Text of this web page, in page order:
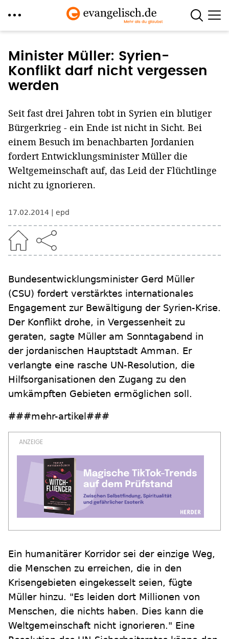
zum
Inhalt
Minister Müller: Syrien-
Konflikt darf nicht vergessen
werden
Seit fast drei Jahren tobt in Syrien ein blutiger
Bürgerkrieg - ein Ende ist nicht in Sicht. Bei
einem Besuch im benachbarten Jordanien
fordert Entwicklungsminister Müller die
Weltgemeinschaft auf, das Leid der Flüchtlinge
nicht zu ignorieren.
17.02.2014 epd
Bundesentwicklungsminister Gerd Müller
(CSU) fordert verstärktes internationales
Engagement zur Bewältigung der Syrien-Krise.
Der Konflikt drohe, in Vergessenheit zu
geraten, sagte Müller am Sonntagabend in
der jordanischen Hauptstadt Amman. Er
verlangte eine rasche UN-Resolution, die
Hilfsorganisationen den Zugang zu den
umkämpften Gebieten ermöglichen soll.
###mehr-artikel###
Ein humanitärer Korridor sei der einzige Weg,
die Menschen zu erreichen, die in den
Krisengebieten eingekesselt seien, fügte
Müller hinzu. "Es leiden dort Millionen von
Menschen, die nichts haben. Dies kann die
Weltgemeinschaft nicht ignorieren." Eine